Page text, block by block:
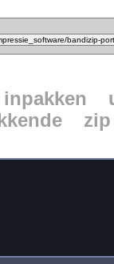
inpakken
zip